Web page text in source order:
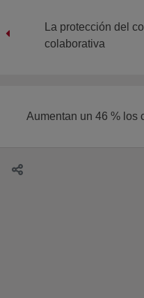
La protección del
colaborativa
Aumentan un 46 % los